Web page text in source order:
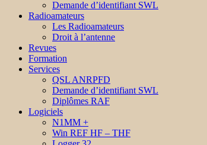
Demande d’identifiant SWL
Radioamateurs
Les Radioamateurs
Droit à l’antenne
Revues
Formation
Services
QSL ANRPFD
Demande d’identifiant SWL
Diplômes RAF
Logiciels
N1MM +
Win REF HF – THF